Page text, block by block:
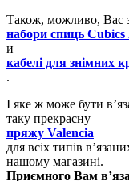
Також, можливо, Вас
набори спиць
и
кабелі для знімних
.
І яке ж може бути
таку прекрасну
пряжу Valencia
для всіх типів
нашому магазині.
Приємного Вам